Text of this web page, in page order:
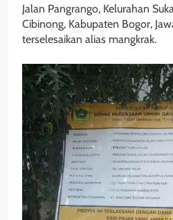
Jalan Pangrango, Kelurahan
Cibinong, Kabupaten Bogor,
terselesaikan alias mangkrak.